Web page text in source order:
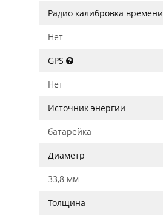
Радио калибровка времени
Нет
GPS
Нет
Источник энергии
батарейка
Диаметр
33,8 мм
Толщина